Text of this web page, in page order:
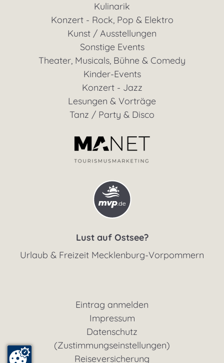
Kulinarik
Konzert - Rock, Pop & Elektro
Kunst / Ausstellungen
Sonstige Events
Theater, Musicals, Bühne & Comedy
Kinder-Events
Konzert - Jazz
Lesungen & Vorträge
Tanz / Party & Disco
Lust auf Ostsee?
Urlaub & Freizeit Mecklenburg-Vorpommern
Eintrag anmelden
Impressum
Datenschutz
(Zustimmungseinstellungen)
Reiseversicherung